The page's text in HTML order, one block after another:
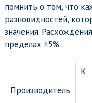
помнить о том, что
разновидностей,
значения.
пределах ±5%.
К
Производитель